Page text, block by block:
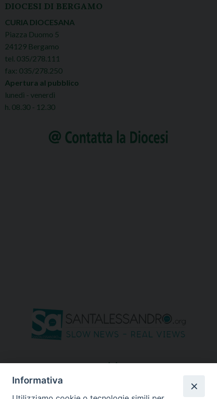
DIOCESI DI BERGAMO
CURIA DIOCESANA
Piazza Duomo 5
24129 Bergamo
tel. 035/278.111
fax: 035/278.250
Apertura al pubblico
lunedì - venerdì
h. 08.30 - 12.30
seguici su
Informativa